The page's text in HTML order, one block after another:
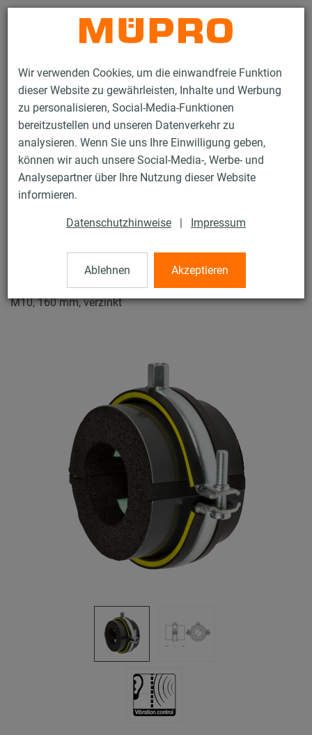
Wir verwenden Cookies, um die einwandfreie Funktion
dieser Website zu gewährleisten, Inhalte und Werbung
zu personalisieren, Social-Media-Funktionen
bereitzustellen und unseren Datenverkehr zu
analysieren. Wenn Sie uns Ihre Einwilligung geben,
können wir auch unsere Social-Media-, Werbe- und
Analysepartner über Ihre Nutzung dieser Website
informieren.
Datenschutzhinweise | Impressum
Ablehnen Akzeptieren
Kontakt
Produkte Befestigungstechnik
Schallschutz
Rohrschellen mit Schalldämmung
ISO-Schellen Typ H, M, T
ISO-Schellen Typ H, M, T
Iso-Schelle DÄMMGULAST® gelb, Typ T, Iso 32-45 mm,
M10, 160 mm, verzinkt